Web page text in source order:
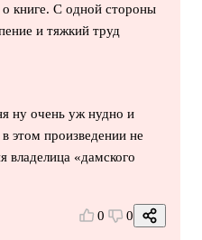
о книге. С одной стороны
и тяжкий труд
ну очень уж нудно и
этом произведении не
владелица «дамского
0 0